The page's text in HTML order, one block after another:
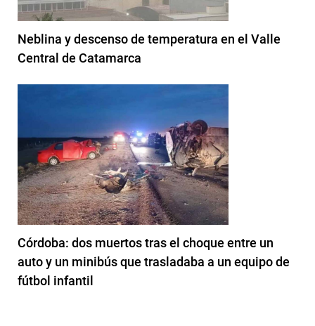
Neblina y descenso de temperatura en el Valle
Central de Catamarca
Córdoba: dos muertos tras el choque entre un
auto y un minibús que trasladaba a un equipo de
fútbol infantil